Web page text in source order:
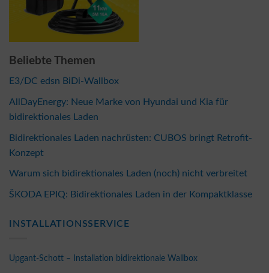
Beliebte Themen
E3/DC edsn BiDi-Wallbox
AllDayEnergy: Neue Marke von Hyundai und Kia für
bidirektionales Laden
Bidirektionales Laden nachrüsten: CUBOS bringt Retrofit-
Konzept
Warum sich bidirektionales Laden (noch) nicht verbreitet
ŠKODA EPIQ: Bidirektionales Laden in der Kompaktklasse
INSTALLATIONSSERVICE
Upgant-Schott – Installation bidirektionale Wallbox